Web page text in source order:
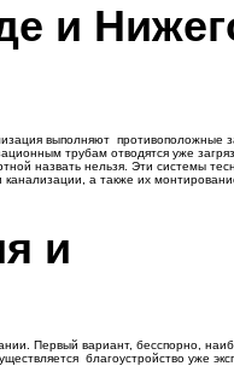
и
выполняют противоположные
трубам отводятся уже
назвать нельзя. Эти системы
а также их
и
Первый вариант, бесспорно,
благоустройство уже